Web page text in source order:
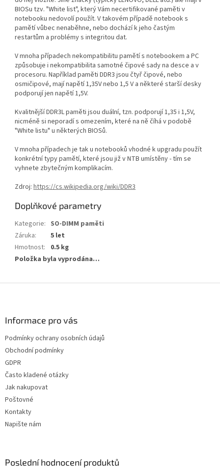
BIOSu tzv. "White list", který Vám necertifikované paměti v
notebooku nedovolí použít. V takovém případě notebook s
pamětí vůbec nenaběhne, nebo dochází k jeho častým
restartům a problémy s integritou dat.
V mnoha případech nekompatibilitu pamětí s notebookem a PC
způsobuje i nekompatibilita samotné čipové sady na desce a v
procesoru. Například paměti DDR3 jsou čtyř čipové, nebo
osmičipové, mají napětí 1,35V nebo 1,5 V a některé starší desky
podporují jen napětí 1,5V.
Kvalitnější DDR3L paměti jsou duální, tzn. podporují 1,35 i 1,5V,
nicméně si neporadí s omezením, které na ně číhá v podobě
"White listu" u některých BIOSů.
V mnoha případech je tak u notebooků vhodné k upgradu použít
konkrétní typy pamětí, které jsou již v NTB umístěny - tím se
vyhnete zbytečným komplikacím.
Zdroj: https://cs.wikipedia.org/wiki/DDR3
Doplňkové parametry
Kategorie: SO-DIMM paměti
Záruka:
5 let
Hmotnost:
0.5 kg
Položka byla vyprodána…
Informace pro vás
Podmínky ochrany osobních údajů
Obchodní podmínky
GDPR
Často kladené otázky
Jak nakupovat
Poštovné
Kontakty
Napište nám
Poslední hodnocení produktů